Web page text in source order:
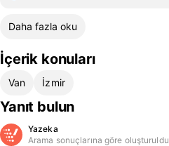
Daha fazla oku
İçerik konuları
Van İzmir
Yanıt bulun
Yazeka
Arama sonuçlarına göre oluşturuldu